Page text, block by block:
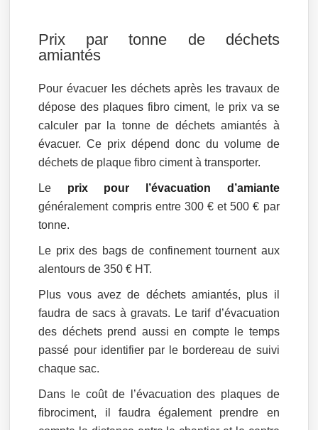
Prix par tonne de déchets
amiantés
Pour évacuer les déchets après les travaux de
dépose des plaques fibro ciment, le prix va se
calculer par la tonne de déchets amiantés à
évacuer. Ce prix dépend donc du volume de
déchets de plaque fibro ciment à transporter.
Le prix pour l’évacuation d’amiante
généralement compris entre 300 € et 500 € par
tonne.
Le prix des bags de confinement tournent aux
alentours de 350 € HT.
Plus vous avez de déchets amiantés, plus il
faudra de sacs à gravats. Le tarif d’évacuation
des déchets prend aussi en compte le temps
passé pour identifier par le bordereau de suivi
chaque sac.
Dans le coût de l’évacuation des plaques de
fibrociment, il faudra également prendre en